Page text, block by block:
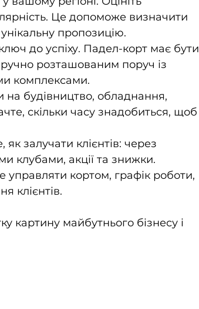
Це допоможе визначити
пропозицію.
до успіху. Падел-корт має бути
розташованим поруч із
комплексами.
на будівництво, обладнання,
скільки часу знадобиться, щоб
залучати клієнтів: через
клубами, акції та знижки.
управляти кортом, графік роботи,
клієнтів.
картину майбутнього бізнесу і